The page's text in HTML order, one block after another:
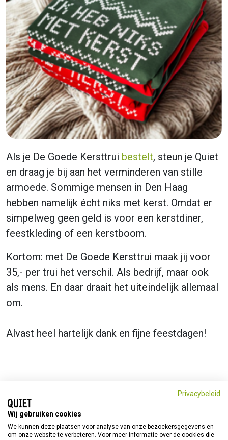
Als je De Goede Kersttrui bestelt, steun je Quiet
en draag je bij aan het verminderen van stille
armoede. Sommige mensen in Den Haag
hebben namelijk écht niks met kerst. Omdat er
simpelweg geen geld is voor een kerstdiner,
feestkleding of een kerstboom.
Kortom: met De Goede Kersttrui maak jij voor
35,- per trui het verschil. Als bedrijf, maar ook
als mens. En daar draait het uiteindelijk allemaal
om.
Alvast heel hartelijk dank en fijne feestdagen!
BESTEL NU
Privacybeleid
Wij gebruiken cookies
We kunnen deze plaatsen voor analyse van onze bezoekersgegevens en
om onze website te verbeteren. Voor meer informatie over de cookies die